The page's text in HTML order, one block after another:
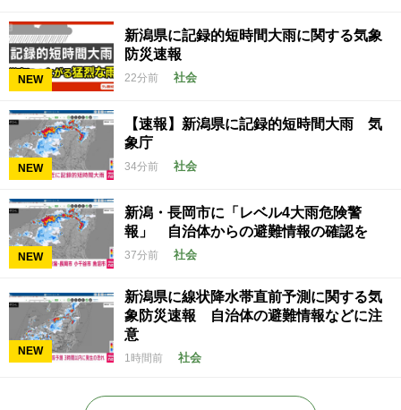
NEW
新潟県に記録的短時間大雨に関する気象
防災速報
22分前 社会
NEW
【速報】新潟県に記録的短時間大雨 気
象庁
34分前 社会
NEW
新潟・長岡市に「レベル4大雨危険警
報」 自治体からの避難情報の確認を
37分前 社会
NEW
新潟県に線状降水帯直前予測に関する気
象防災速報 自治体の避難情報などに注
意
1時間前 社会